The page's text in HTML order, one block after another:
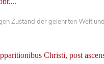
Zustand der gelehrten Welt
Christi, post